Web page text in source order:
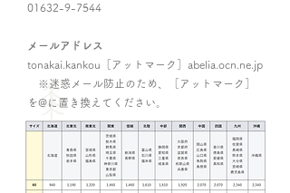
01632-9-7544
メールアドレス
tonakai.kankou［アットマーク］abelia.ocn.ne.jp
※迷惑メール防止のため、［アットマーク］
を@に置き換えてください。
送料（ヤマト運輸）